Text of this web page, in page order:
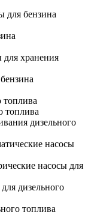
для бензина
хранения
топлива
топлива
дизельного
насосы
насосы для
дизельного
топлива